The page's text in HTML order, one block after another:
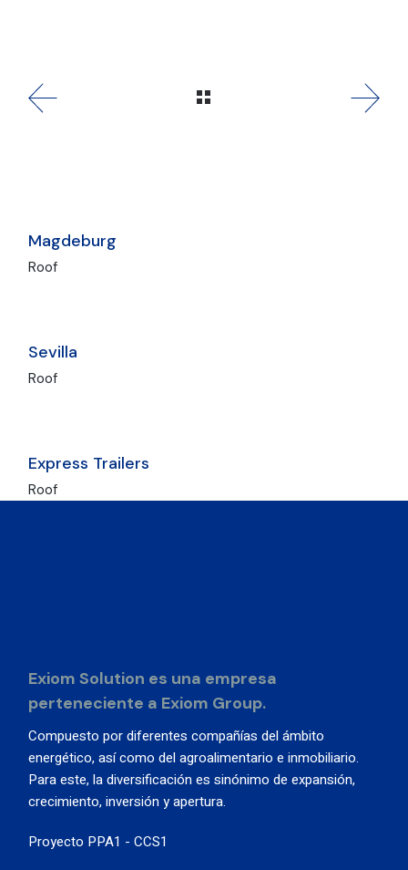
Magdeburg
Roof
Sevilla
Roof
Express Trailers
Roof
Exiom Solution es una empresa
perteneciente a Exiom Group.
Compuesto por diferentes compañías del ámbito
energético, así como del agroalimentario e inmobiliario.
Para este, la diversificación es sinónimo de expansión,
crecimiento, inversión y apertura.
Proyecto PPA1 - CCS1